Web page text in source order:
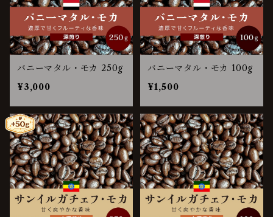
バニーマタル・モカ 250g
¥3,000
バニーマタル・モカ 100g
¥1,500